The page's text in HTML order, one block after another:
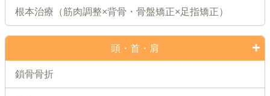
根本治療（筋肉調整×背骨・骨盤矯正×足指矯正）
頭・首・肩
鎖骨骨折